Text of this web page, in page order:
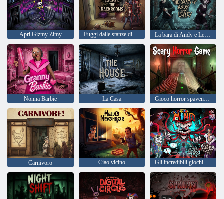
Apri Gizmy Zimy Fuggi dalle stanze dietro le quinte La bara di Andy e Leyley
Nonna Barbie La Casa
Carnivoro Ciao vicino Gli incredibili giochi mentali del circo digitale